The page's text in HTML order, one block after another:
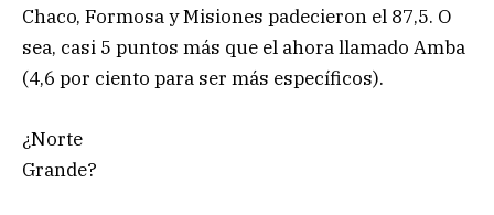
Chaco, Formosa y Misiones padecieron el 87,5. O
sea, casi 5 puntos más que el ahora llamado Amba
(4,6 por ciento para ser más específicos).
¿Norte
Grande?